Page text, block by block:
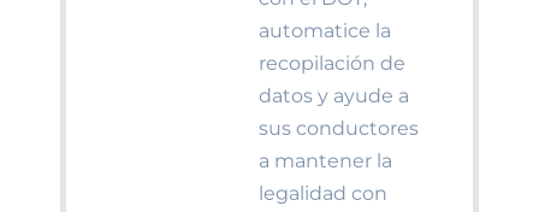
automatice la
recopilación de
datos y ayude a
sus conductores
a mantener la
legalidad con